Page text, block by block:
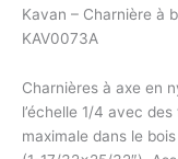
Kavan – Charnière à
KAV0073A
Charnières à axe en
l’échelle 1/4 avec
maximale dans le